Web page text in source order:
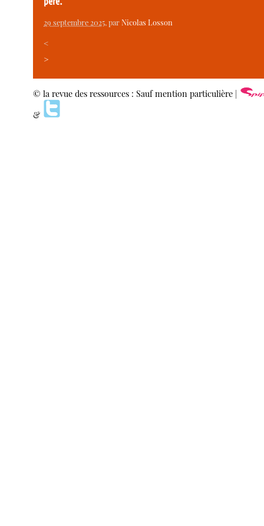
29 septembre 2025, parNicolas Losson
<
>
© la revue des ressources : Sauf mention particulière |
&